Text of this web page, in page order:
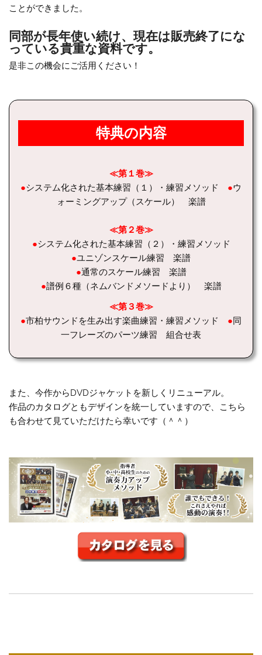
ことができました。
同部が長年使い続け、現在は販売終了にな
っている貴重な資料です。
是非この機会にご活用ください！
特典の内容
≪第１巻≫
●システム化された基本練習（１）・練習メソッド ●ウ
ォーミングアップ（スケール） 楽譜
≪第２巻≫
●システム化された基本練習（２）・練習メソッド
●ユニゾンスケール練習 楽譜
●通常のスケール練習 楽譜
●譜例６種（ネムバンドメソードより） 楽譜
≪第３巻≫
●市柏サウンドを生み出す楽曲練習・練習メソッド ●同
一フレーズのパーツ練習 組合せ表
また、今作からDVDジャケットを新しくリニューアル。
作品のカタログともデザインを統一していますので、こちら
も合わせて見ていただけたら幸いです（＾＾）